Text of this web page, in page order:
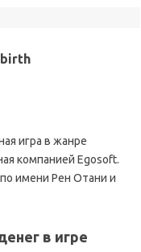
игра в жанре
компанией Egosoft.
имени Рен Отани и
в игре